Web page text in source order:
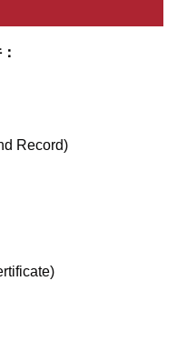
Record)